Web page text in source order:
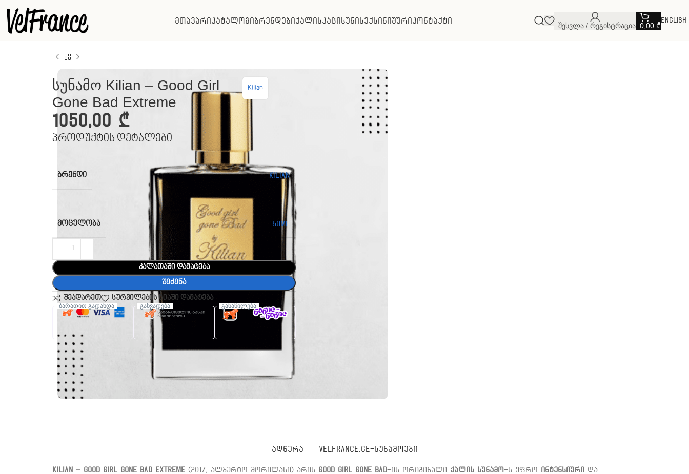
მთავარიკატალოგიბრენდებიქალისკაცისუნისექსინიშურიკონტაქტი
Შესვლა / Რეგისტრაცია 0,00 ₾
English
სუნამო Kilian – Good Girl
Gone Bad Extreme
Kilian
1050,00 ₾
პროდუქტის დეტალები
ᲑᲠᲔᲜᲓᲘ Kilian
ᲛᲝᲪᲣᲚᲝᲑᲐ 50ML
კალათაში დამატება
შეძენა
შეადარეთ სურვილების სიაში დამატება
ბარათით გადახდა განვადება განაწილება
ᲐᲦᲬᲔᲠᲐ VELFRANCE.GE-ᲡᲣᲜᲐᲛᲝᲔᲑᲘ
Kilian – Good Girl Gone Bad Extreme (2017, ალბერტო მორილასი) არის Good Girl Gone Bad-ის ორიგინალი ქალის სუნამო-ს უფრო ინტენსიური და